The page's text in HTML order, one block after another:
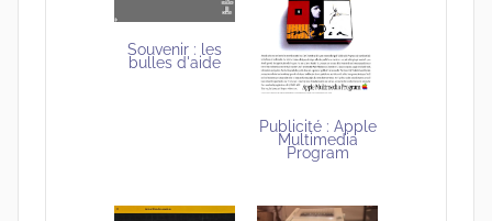
Souvenir : les
bulles d'aide
Publicité : Apple
Multimedia
Program